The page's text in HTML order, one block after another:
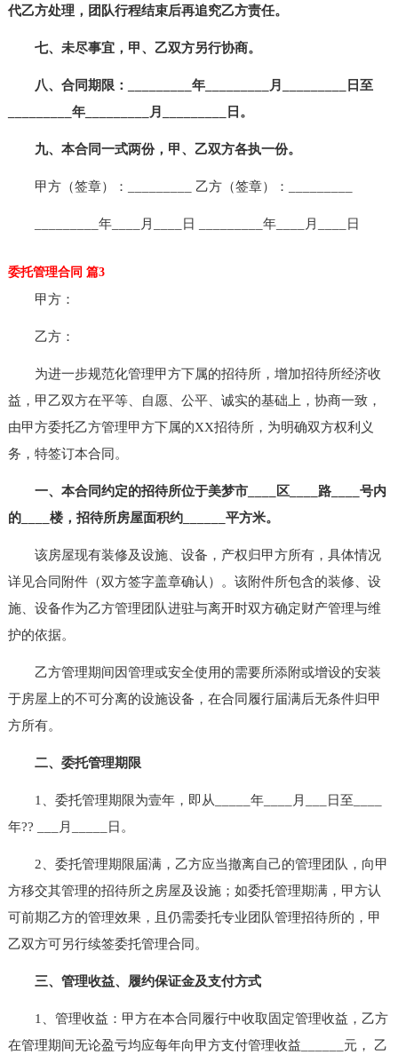
代乙方处理，团队行程结束后再追究乙方责任。
七、未尽事宜，甲、乙双方另行协商。
八、合同期限：_________年_________月_________日至
_________年_________月_________日。
九、本合同一式两份，甲、乙双方各执一份。
甲方（签章）：_________ 乙方（签章）：_________
_________年____月____日 _________年____月____日
委托管理合同 篇3
甲方：
乙方：
为进一步规范化管理甲方下属的招待所，增加招待所经济收
益，甲乙双方在平等、自愿、公平、诚实的基础上，协商一致，
由甲方委托乙方管理甲方下属的XX招待所，为明确双方权利义
务，特签订本合同。
一、本合同约定的招待所位于美梦市____区____路____号内
的____楼，招待所房屋面积约______平方米。
该房屋现有装修及设施、设备，产权归甲方所有，具体情况
详见合同附件（双方签字盖章确认）。该附件所包含的装修、设
施、设备作为乙方管理团队进驻与离开时双方确定财产管理与维
护的依据。
乙方管理期间因管理或安全使用的需要所添附或增设的安装
于房屋上的不可分离的设施设备，在合同履行届满后无条件归甲
方所有。
二、委托管理期限
1、委托管理期限为壹年，即从_____年____月___日至____
年?? ___月_____日。
2、委托管理期限届满，乙方应当撤离自己的管理团队，向甲
方移交其管理的招待所之房屋及设施；如委托管理期满，甲方认
可前期乙方的管理效果，且仍需委托专业团队管理招待所的，甲
乙双方可另行续签委托管理合同。
三、管理收益、履约保证金及支付方式
1、管理收益：甲方在本合同履行中收取固定管理收益，乙方
在管理期间无论盈亏均应每年向甲方支付管理收益______元， 乙